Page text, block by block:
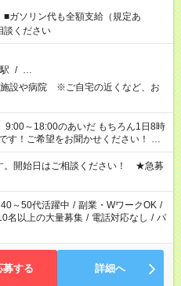
ガソリン代も全額支給（規定あ
ください
/ …
施設や病院 ※ご自宅の近くなど、お
9:00～18:00のあいだ もちろん1日8時
す！ご希望をお聞かせください！ ★
な場合も遠慮なくご相談ください。
が必要です
。開始日はご相談ください！ ★急募
40～50代活躍中 / 副業・WワークOK /
名以上の大量募集 / 電話対応なし / パ
募する 詳細へ